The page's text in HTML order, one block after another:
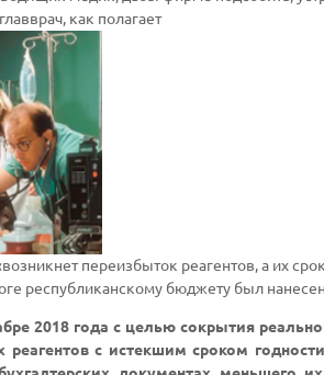
как полагает
переизбыток реагентов, а их
республиканскому бюджету был
2018 года с целью сокрытия
реагентов с истекшим сроком